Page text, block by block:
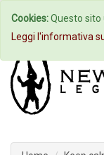
Home
Cookies:Questo sito
Leggi l'informativa